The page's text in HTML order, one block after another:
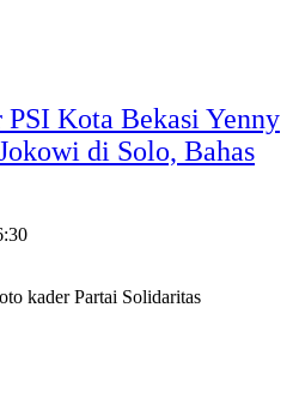
Kota Bekasi Yenny
di Solo, Bahas
kader Partai Solidaritas